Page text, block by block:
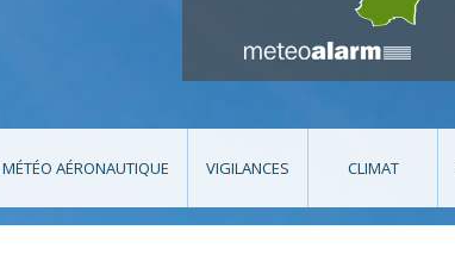
MÉTÉO AÉRONAUTIQUE VIGILANCES CLIMAT